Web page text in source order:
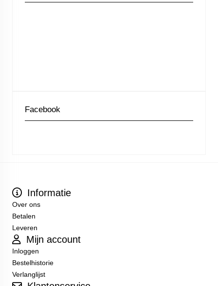
Facebook
Informatie
Over ons
Betalen
Leveren
Mijn account
Inloggen
Bestelhistorie
Verlanglijst